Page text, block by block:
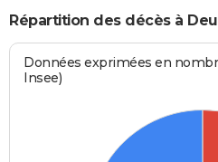
Répartition des décès à
Données exprimées en
Insee)